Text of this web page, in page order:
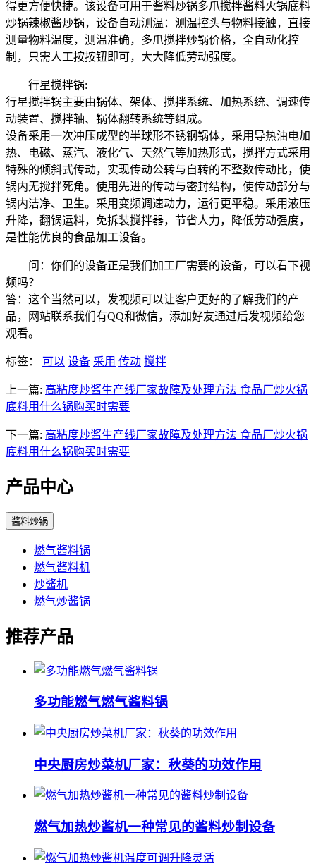
得更方便快捷。该设备可用于酱料炒锅多爪搅拌酱料火锅底料
炒锅辣椒酱炒锅，设备自动测温：测温控头与物料接触，直接
测量物料温度，测温准确，多爪搅拌炒锅价格，全自动化控
制，只需人工按按钮即可，大大降低劳动强度。
行星搅拌锅:
行星搅拌锅主要由锅体、架体、搅拌系统、加热系统、调速传
动装置、搅拌轴、锅体翻转系统等组成。
设备采用一次冲压成型的半球形不锈钢锅体，采用导热油电加
热、电磁、蒸汽、液化气、天然气等加热形式，搅拌方式采用
特殊的倾斜式传动，实现传动公转与自转的不整数传动比，使
锅内无搅拌死角。使用先进的传动与密封结构，使传动部分与
锅内洁净、卫生。采用变频调速动力，运行更平稳。采用液压
升降，翻锅运料，免拆装搅拌器，节省人力，降低劳动强度，
是性能优良的食品加工设备。
问：你们的设备正是我们加工厂需要的设备，可以看下视
频吗？
答：这个当然可以，发视频可以让客户更好的了解我们的产
品，网站联系我们有QQ和微信，添加好友通过后发视频给您
观看。
标签： 可以 设备 采用 传动 搅拌
上一篇: 高粘度炒酱生产线厂家故障及处理方法 食品厂炒火锅
底料用什么锅购买时需要
下一篇: 高粘度炒酱生产线厂家故障及处理方法 食品厂炒火锅
底料用什么锅购买时需要
产品中心
酱料炒锅
燃气酱料锅
燃气酱料机
炒酱机
燃气炒酱锅
推荐产品
多功能燃气燃气酱料锅
中央厨房炒菜机厂家：秋葵的功效作用
燃气加热炒酱机一种常见的酱料炒制设备